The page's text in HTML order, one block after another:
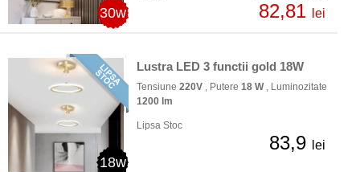
30w 82,81 lei
18w
Lustra LED 3 functii gold 18W
Tensiune 220V , Putere 18 W, Luminozitate
1200 lm
Lipsa Stoc
83,9 lei